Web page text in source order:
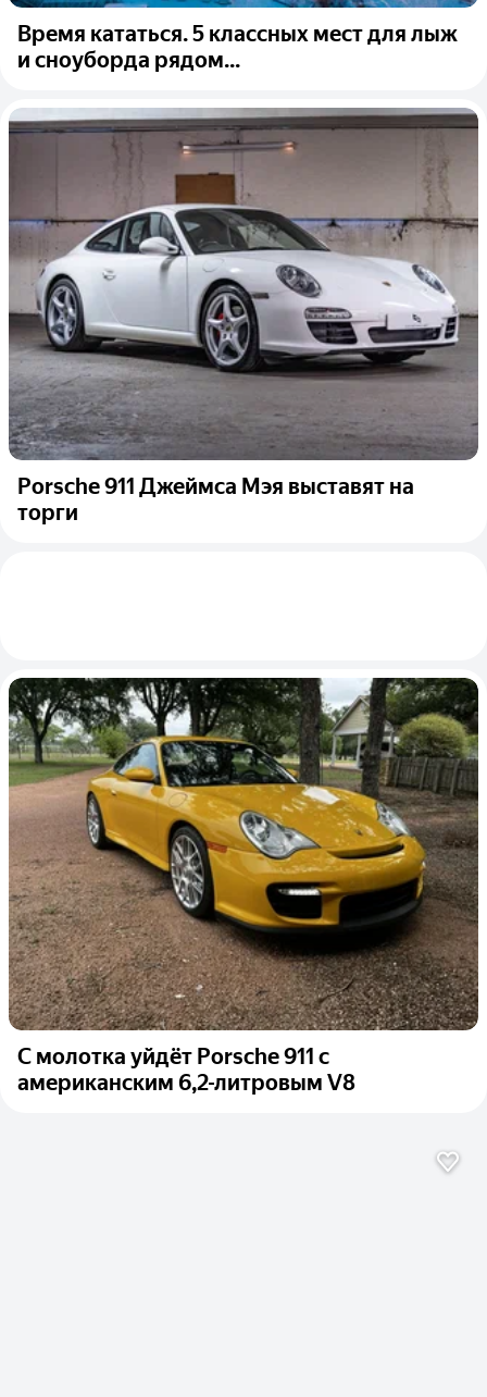
Время кататься. 5 классных мест для лыж
и сноуборда рядом...
Porsche 911 Джеймса Мэя выставят на
торги
С молотка уйдёт Porsche 911 с
американским 6,2-литровым V8